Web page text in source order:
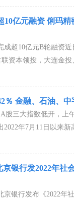
亿元融资 俐玛精
成超10亿元B轮融资
资本领投，大连金
％ 金融、石油、
股三大指数低开，上
年7月11日以来新
银行发2022年社
京银行发布《2022年